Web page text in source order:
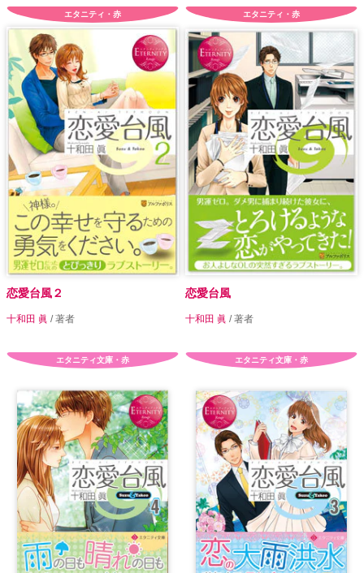
エタニティ・赤
恋愛台風２
十和田 眞 / 著者
エタニティ・赤
恋愛台風
十和田 眞 / 著者
エタニティ文庫・赤 エタニティ文庫・赤